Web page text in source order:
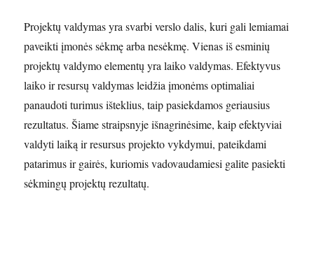
Projektų valdymas yra svarbi verslo dalis, kuri gali lemiamai
paveikti įmonės sėkmę arba nesėkmę. Vienas iš esminių
projektų valdymo elementų yra laiko valdymas. Efektyvus
laiko ir resursų valdymas leidžia įmonėms optimaliai
panaudoti turimus išteklius, taip pasiekdamos geriausius
rezultatus. Šiame straipsnyje išnagrinėsime, kaip efektyviai
valdyti laiką ir resursus projekto vykdymui, pateikdami
patarimus ir gairės, kuriomis vadovaudamiesi galite pasiekti
sėkmingų projektų rezultatų.